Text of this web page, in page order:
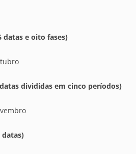
datas e oito fases)
divididas em cinco períodos)
datas)